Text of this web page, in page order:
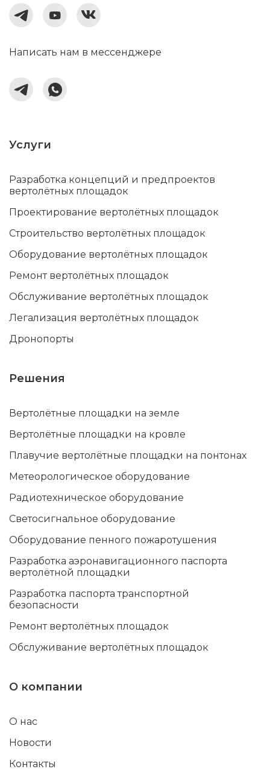
Написать нам в мессенджере
Услуги
Разработка концепций и предпроектов
вертолётных площадок
Проектирование вертолётных площадок
Строительство вертолётных площадок
Оборудование вертолётных площадок
Ремонт вертолётных площадок
Обслуживание вертолётных площадок
Легализация вертолётных площадок
Дронопорты
Решения
Вертолётные площадки на земле
Вертолётные площадки на кровле
Плавучие вертолётные площадки на понтонах
Метеорологическое оборудование
Радиотехническое оборудование
Светосигнальное оборудование
Оборудование пенного пожаротушения
Разработка аэронавигационного паспорта
вертолётной площадки
Разработка паспорта транспортной
безопасности
Ремонт вертолётных площадок
Обслуживание вертолётных площадок
О компании
О нас
Новости
Контакты